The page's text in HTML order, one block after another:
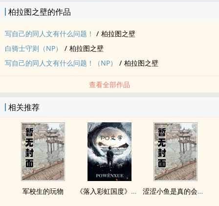
柏拉图之壁的作品
写自己的同人文有什么问题！ / 柏拉图之壁
白骑士守则（NP）
/ 柏拉图之壁
写自己的同人文有什么问题！（NP）
/ 柏拉图之壁
查看全部作品
相关推荐
军校生的玩物 《落入彩虹国度》穿越+西幻+言情 涩涩小鱼是真的会被干透